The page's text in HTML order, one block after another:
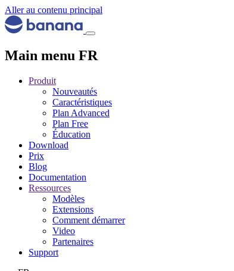
Aller au contenu principal
Main menu FR
Produit
Nouveautés
Caractéristiques
Plan Advanced
Plan Free
Éducation
Download
Prix
Blog
Documentation
Ressources
Modèles
Extensions
Comment démarrer
Video
Partenaires
Support